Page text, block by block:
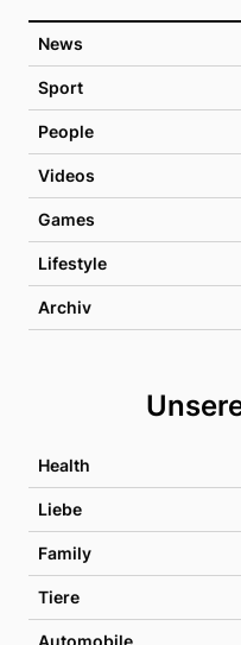
News
Sport
People
Videos
Games
Lifestyle
Archiv
Health
Liebe
Family
Tiere
Automobile